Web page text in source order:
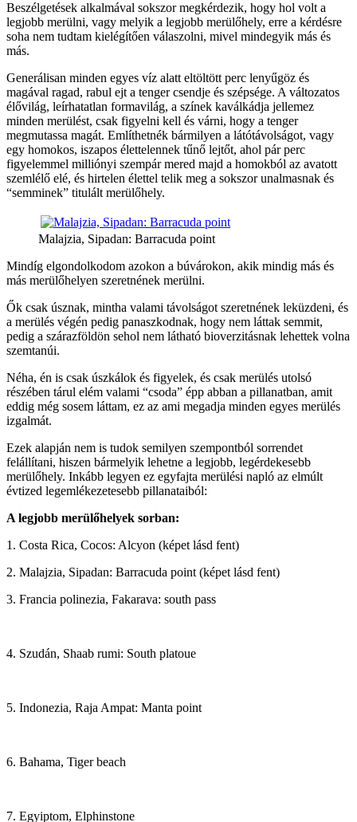
Beszélgetések alkalmával sokszor megkérdezik, hogy hol volt a
legjobb merülni, vagy melyik a legjobb merülőhely, erre a kérdésre
soha nem tudtam kielégítően válaszolni, mivel mindegyik más és
más.
Generálisan minden egyes víz alatt eltöltött perc lenyűgöz és
magával ragad, rabul ejt a tenger csendje és szépsége. A változatos
élővilág, leírhatatlan formavilág, a színek kaválkádja jellemez
minden merülést, csak figyelni kell és várni, hogy a tenger
megmutassa magát. Említhetnék bármilyen a látótávolságot, vagy
egy homokos, iszapos élettelennek tűnő lejtőt, ahol pár perc
figyelemmel milliónyi szempár mered majd a homokból az avatott
szemlélő elé, és hirtelen élettel telik meg a sokszor unalmasnak és
“semminek” titulált merülőhely.
Malajzia, Sipadan: Barracuda point
Mindíg elgondolkodom azokon a búvárokon, akik mindig más és
más merülőhelyen szeretnének merülni.
Ők csak úsznak, mintha valami távolságot szeretnének leküzdeni, és
a merülés végén pedig panaszkodnak, hogy nem láttak semmit,
pedig a szárazföldön sehol nem látható bioverzitásnak lehettek volna
szemtanúi.
Néha, én is csak úszkálok és figyelek, és csak merülés utolsó
részében tárul elém valami “csoda” épp abban a pillanatban, amit
eddig még sosem láttam, ez az ami megadja minden egyes merülés
izgalmát.
Ezek alapján nem is tudok semilyen szempontból sorrendet
felállítani, hiszen bármelyik lehetne a legjobb, legérdekesebb
merülőhely. Inkább legyen ez egyfajta merülési napló az elmúlt
évtized legemlékezetesebb pillanataiból:
A legjobb merülőhelyek sorban:
1. Costa Rica, Cocos: Alcyon (képet lásd fent)
2. Malajzia, Sipadan: Barracuda point (képet lásd fent)
3. Francia polinezia, Fakarava: south pass
4. Szudán, Shaab rumi: South platoue
5. Indonezia, Raja Ampat: Manta point
6. Bahama, Tiger beach
7. Egyiptom, Elphinstone